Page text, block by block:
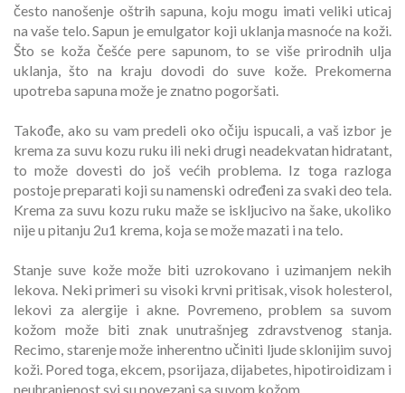
često nanošenje oštrih sapuna, koju mogu imati veliki uticaj
na vaše telo. Sapun je emulgator koji uklanja masnoće na koži.
Što se koža češće pere sapunom, to se više prirodnih ulja
uklanja, što na kraju dovodi do suve kože. Prekomerna
upotreba sapuna može je znatno pogoršati.
Takođe, ako su vam predeli oko očiju ispucali, a vaš izbor je
krema za suvu kozu ruku ili neki drugi neadekvatan hidratant,
to može dovesti do još većih problema. Iz toga razloga
postoje preparati koji su namenski određeni za svaki deo tela.
Krema za suvu kozu ruku maže se iskljucivo na šake, ukoliko
nije u pitanju 2u1 krema, koja se može mazati i na telo.
Stanje suve kože može biti uzrokovano i uzimanjem nekih
lekova. Neki primeri su visoki krvni pritisak, visok holesterol,
lekovi za alergije i akne. Povremeno, problem sa suvom
kožom može biti znak unutrašnjeg zdravstvenog stanja.
Recimo, starenje može inherentno učiniti ljude sklonijim suvoj
koži. Pored toga, ekcem, psorijaza, dijabetes, hipotiroidizam i
neuhranjenost svi su povezani sa suvom kožom.